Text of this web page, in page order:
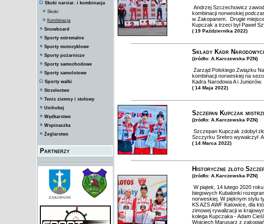
Skoki narciar. i kombinacja
Skoki
Kombinacja
Snowboard
Sporty extremalne
Sporty motocyklowe
Sporty pożarnicze
Sporty samochodowe
Sporty samolotowe
Sporty walki
Strzelectwo
Tenis ziemny i stołowy
Unihokej
Wędkarstwo
Wspinaczka
Żeglarstwo
Partnerzy
Andrzej Szczechowicz
kombinacji norweskiej
w Zakopanem. Drugie
Kupczak a trzeci był Paweł
( 19 Października 2022)
Składy Kadr
(żródło: A.Karczewska PZN)
Zarząd Polskiego Związku
kombinacji norweskiej na
Kadra Narodowa A i Juniorów.
( 14 Maja 2022)
Szczepan Kupczak
(żródło: A.Karczewska PZN)
Szczepan Kupczak zdobył
Szczyrku Srebro wywalczył
( 14 Marca 2022)
Historyczne złoto
(żródło: A.Karczewska PZN)
W piątek, 14 lutego 2020
biegowych Kubalonki
norweskiej. W pięknym stylu
KS AZS AWF Katowice, dla
zimowej rywalizacji w
kolega Kupczaka - Adam
Wojciech Marusarz z